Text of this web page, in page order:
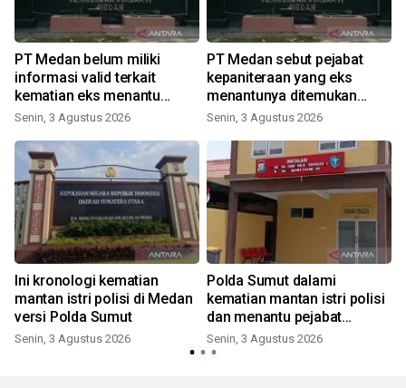
PT Medan belum miliki
informasi valid terkait
kematian eks menantu
mantan pejabat
Senin, 3 Agustus 2026
PT Medan sebut pejabat
kepaniteraan yang eks
menantunya ditemukan
meninggal telah purnabakti
Senin, 3 Agustus 2026
Ini kronologi kematian
mantan istri polisi di Medan
versi Polda Sumut
Senin, 3 Agustus 2026
Polda Sumut dalami
kematian mantan istri polisi
dan menantu pejabat
kepaniteraan PT Medan
Senin, 3 Agustus 2026